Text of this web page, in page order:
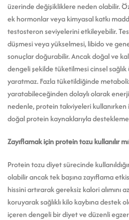
üzerinde değişikliklere neden olabilir.
ek hormonlar veya kimyasal katkı
testosteron seviyelerini etkileyebilir.
düşmesi veya yükselmesi, libido ve
sonuçlar doğurabilir. Ancak doğal ve
dengeli şekilde tüketilmesi cinsel
yaratmaz. Fazla tüketildiğinde
yaratabileceğinden dolaylı olarak
nedenle, protein takviyeleri
doğal protein kaynaklarıyla
Zayıflamak için protein tozu kullanılır
Protein tozu diyet sürecinde
olabilir ancak tek başına zayıflama
hissini artırarak gereksiz kalori alımını
koruyarak sağlıklı kilo kaybına destek
içeren dengeli bir diyet ve düzenli